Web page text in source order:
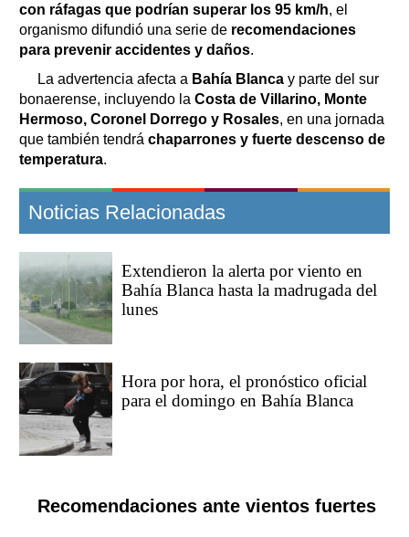
Datos Útiles
Fúnebres
Edictos
Teléfonos de urgencia
con ráfagas que podrían superar los 95 km/h, el
organismo difundió una serie de recomendaciones
para prevenir accidentes y daños.
La advertencia afecta a Bahía Blanca y parte del sur
bonaerense, incluyendo la Costa de Villarino, Monte
Hermoso, Coronel Dorrego y Rosales, en una jornada
que también tendrá chaparrones y fuerte descenso de
temperatura.
Noticias Relacionadas
Extendieron la alerta por viento en
Bahía Blanca hasta la madrugada del
lunes
Hora por hora, el pronóstico oficial
para el domingo en Bahía Blanca
Recomendaciones ante vientos fuertes